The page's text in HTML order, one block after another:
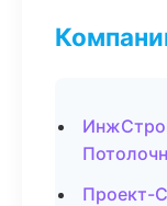
Проект-